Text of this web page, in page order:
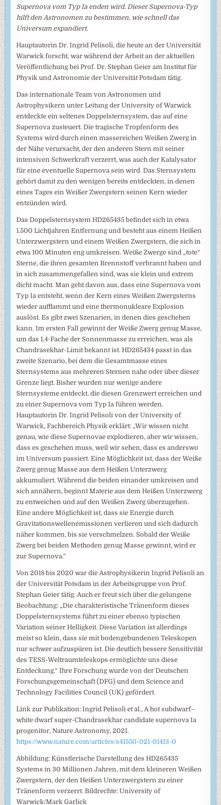
Supernova vom Typ Ia enden wird. Dieser Supernova-Typ
hilft den Astronomen zu bestimmen, wie schnell das
Universum expandiert.
Hauptautorin Dr. Ingrid Pelisoli, die heute an der Universität
Warwick forscht, war während der Arbeit an der aktuellen
Veröffentlichung bei Prof. Dr. Stephan Geier am Institut für
Physik und Astronomie der Universität Potsdam tätig.
Das internationale Team von Astronomen und
Astrophysikern unter Leitung der University of Warwick
entdeckte ein seltenes Doppelsternsystem, das auf eine
Supernova zusteuert. Die tragische Tropfenform des
Systems wird durch einen massereichen Weißen Zwerg in
der Nähe verursacht, der den anderen Stern mit seiner
intensiven Schwerkraft verzerrt, was auch der Katalysator
für eine eventuelle Supernova sein wird. Das Sternsystem
gehört damit zu den wenigen bereits entdeckten, in denen
eines Tages ein Weißer Zwergstern seinen Kern wieder
entzünden wird.
Das Doppelsternsystem HD265435 befindet sich in etwa
1.500 Lichtjahren Entfernung und besteht aus einem Heißen
Unterzwergstern und einem Weißen Zwergstern, die sich in
etwa 100 Minuten eng umkreisen. Weiße Zwerge sind „tote“
Sterne, die ihren gesamten Brennstoff verbrannt haben und
in sich zusammengefallen sind, was sie klein und extrem
dicht macht. Man geht davon aus, dass eine Supernova vom
Typ Ia entsteht, wenn der Kern eines Weißen Zwergsterns
wieder aufflammt und eine thermonukleare Explosion
auslöst. Es gibt zwei Szenarien, in denen dies geschehen
kann. Im ersten Fall gewinnt der Weiße Zwerg genug Masse,
um das 1,4-Fache der Sonnenmasse zu erreichen, was als
Chandrasekhar-Limit bekannt ist. HD265434 passt in das
zweite Szenario, bei dem die Gesamtmasse eines
Sternsystems aus mehreren Sternen nahe oder über dieser
Grenze liegt. Bisher wurden nur wenige andere
Sternsysteme entdeckt, die diesen Grenzwert erreichen und
zu einer Supernova vom Typ Ia führen werden.
Hauptautorin Dr. Ingrid Pelisoli von der University of
Warwick, Fachbereich Physik erklärt: „Wir wissen nicht
genau, wie diese Supernovae explodieren, aber wir wissen,
dass es geschehen muss, weil wir sehen, dass es anderswo
im Universum passiert. Eine Möglichkeit ist, dass der Weiße
Zwerg genug Masse aus dem Heißen Unterzwerg
akkumuliert. Während die beiden einander umkreisen und
sich annähern, beginnt Materie aus dem Heißen Unterzwerg
zu entweichen und auf den Weißen Zwerg überzugehen.
Eine andere Möglichkeit ist, dass sie Energie durch
Gravitationswellenemissionen verlieren und sich dadurch
näher kommen, bis sie verschmelzen. Sobald der Weiße
Zwerg bei beiden Methoden genug Masse gewinnt, wird er
zur Supernova.“
Von 2018 bis 2020 war die Astrophysikerin Ingrid Pelisoli an
der Universität Potsdam in der Arbeitsgruppe von Prof.
Stephan Geier tätig. Auch er freut sich über die gelungene
Beobachtung: „Die charakteristische Tränenform dieses
Doppelsternsystems führt zu einer ebenso typischen
Variation seiner Helligkeit. Diese Variation ist allerdings
meist so klein, dass sie mit bodengebundenen Teleskopen
nur schwer aufzuspüren ist. Die deutlich bessere Sensitivität
des TESS-Weltraumteleskops ermöglichte uns diese
Entdeckung.“ Ihre Forschung wurde von der Deutschen
Forschungsgemeinschaft (DFG) und dem Science and
Technology Facilities Council (UK) gefördert.
Link zur Publikation: Ingrid Pelisoli et al., A hot subdwarf–
white dwarf super-Chandrasekhar candidate supernova Ia
progenitor, Nature Astronomy, 2021.
https://www.nature.com/articles/s41550-021-01413-0
Abbildung: Künstlerische Darstellung des HD265435
Systems in 30 Millionen Jahren, mit dem kleineren Weißen
Zwergstern, der den Heißen Unterzwergstern zu einer
Tränenform verzerrt. Bildrechte: University of
Warwick/Mark Garlick